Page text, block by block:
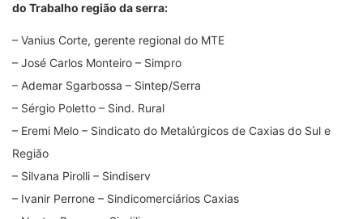
do Trabalho região da serra:
– Vanius Corte, gerente regional do MTE
– José Carlos Monteiro – Simpro
– Ademar Sgarbossa – Sintep/Serra
– Sérgio Poletto – Sind. Rural
– Eremi Melo – Sindicato do Metalúrgicos de Caxias do Sul e
Região
– Silvana Pirolli – Sindiserv
– Ivanir Perrone – Sindicomerciários Caxias